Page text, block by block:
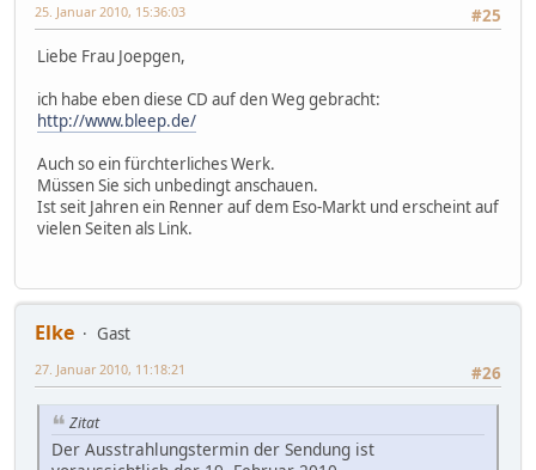
#25
25. Januar 2010, 15:36:03
Liebe Frau Joepgen,
ich habe eben diese CD auf den Weg gebracht:
http://www.bleep.de/
Auch so ein fürchterliches Werk.
Müssen Sie sich unbedingt anschauen.
Ist seit Jahren ein Renner auf dem Eso-Markt und erscheint auf
vielen Seiten als Link.
Elke
Gast
#26
27. Januar 2010, 11:18:21
Zitat
Der Ausstrahlungstermin der Sendung ist